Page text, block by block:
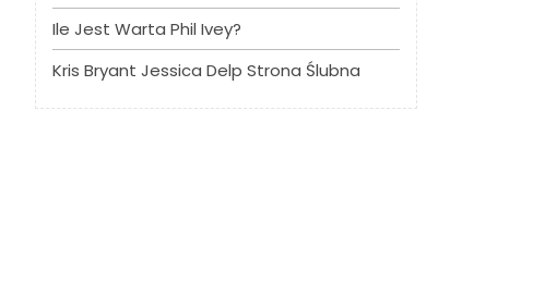
Ile Jest Warta Phil Ivey?
Kris Bryant Jessica Delp Strona Ślubna